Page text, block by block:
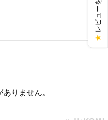
りません。
★